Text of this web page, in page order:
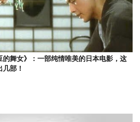
的舞女》：一部纯情唯美的日本电影，这
部！